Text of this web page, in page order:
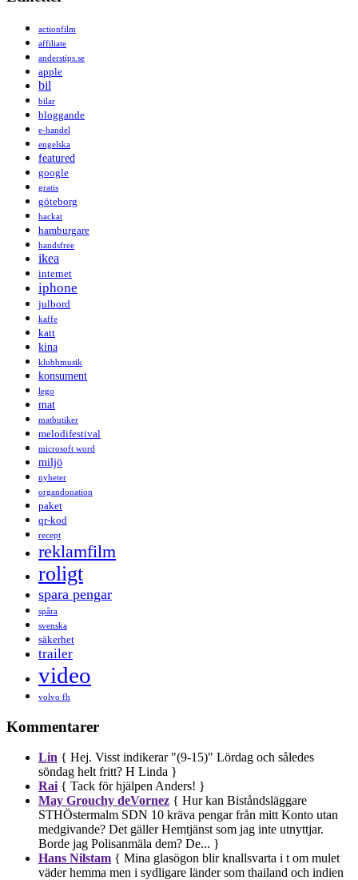
actionfilm
affiliate
anderstips.se
apple
bil
bilar
bloggande
e-handel
engelska
featured
google
gratis
göteborg
hackat
hamburgare
handsfree
ikea
internet
iphone
julbord
kaffe
katt
kina
klubbmusik
konsument
lego
mat
matbutiker
melodifestival
microsoft word
miljö
nyheter
organdonation
paket
qr-kod
recept
reklamfilm
roligt
spara pengar
spåra
svenska
säkerhet
trailer
video
volvo fh
Kommentarer
Lin { Hej. Visst indikerar "(9-15)" Lördag och således
söndag helt fritt? H Linda }
Rai{ Tack för hjälpen Anders! }
May Grouchy deVornez { Hur kan Biståndsläggare
STHÖstermalm SDN 10 kräva pengar från mitt Konto utan
medgivande? Det gäller Hemtjänst som jag inte utnyttjar.
Borde jag Polisanmäla dem? De... }
Hans Nilstam { Mina glasögon blir knallsvarta i t om mulet
väder hemma men i sydligare länder som thailand och indien